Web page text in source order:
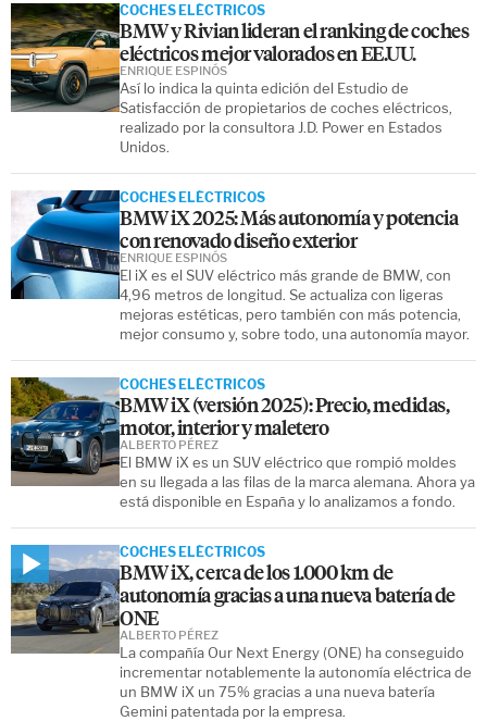
COCHES ELÉCTRICOS
BMW y Rivian lideran el ranking de coches
eléctricos mejor valorados en EE.UU.
Así lo indica la quinta edición del Estudio de
Satisfacción de propietarios de coches eléctricos,
realizado por la consultora J.D. Power en Estados
Unidos.
ENRIQUE ESPINÓS
COCHES ELÉCTRICOS
BMW iX 2025: Más autonomía y potencia
con renovado diseño exterior
El iX es el SUV eléctrico más grande de BMW, con
4,96 metros de longitud. Se actualiza con ligeras
mejoras estéticas, pero también con más potencia,
mejor consumo y, sobre todo, una autonomía mayor.
ENRIQUE ESPINÓS
COCHES ELÉCTRICOS
BMW iX (versión 2025): Precio, medidas,
motor, interior y maletero
El BMW iX es un SUV eléctrico que rompió moldes
en su llegada a las filas de la marca alemana. Ahora ya
está disponible en España y lo analizamos a fondo.
ALBERTO PÉREZ
COCHES ELÉCTRICOS
BMW iX, cerca de los 1.000 km de
autonomía gracias a una nueva batería de
ONE
La compañía Our Next Energy (ONE) ha conseguido
incrementar notablemente la autonomía eléctrica de
un BMW iX un 75% gracias a una nueva batería
Gemini patentada por la empresa.
ALBERTO PÉREZ